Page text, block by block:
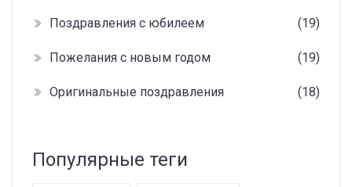
Поздравления с юбилеем (19)
Пожелания с новым годом (19)
Оригинальные поздравления (18)
Популярные теги